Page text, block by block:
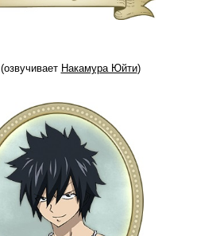
Накамура Юйти)